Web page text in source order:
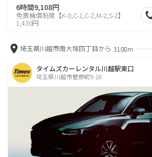
6時間9,108円
免責補償制度【K-0,C-1,C-2,M-2,S-2】
1,430円
埼玉県川越市南大塚四丁目から 3108m
タイムズカーレンタル川越駅東口
埼玉県川越市菅原町9-16